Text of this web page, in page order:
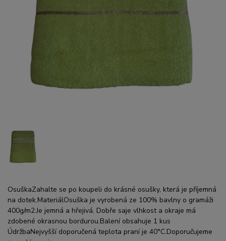
OsuškaZahalte se po koupeli do krásné osušky, která je příjemná
na dotek.MateriálOsuška je vyrobená ze 100% bavlny o gramáži
400g/m2.Je jemná a hřejivá. Dobře saje vlhkost a okraje má
zdobené okrasnou bordurou.Balení obsahuje 1 kus
ÚdržbaNejvyšší doporučená teplota praní je 40°C.Doporučujeme